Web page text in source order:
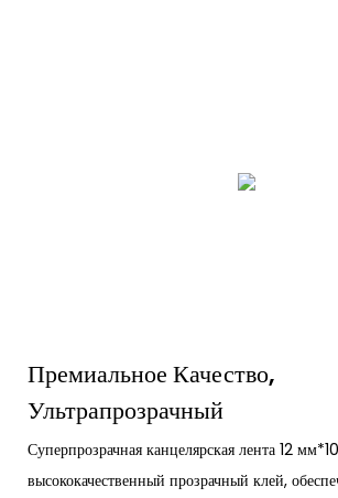
Премиальное Качество,
Ультрапрозрачный
Суперпрозрачная канцелярская лента 12
высококачественный прозрачный клей,